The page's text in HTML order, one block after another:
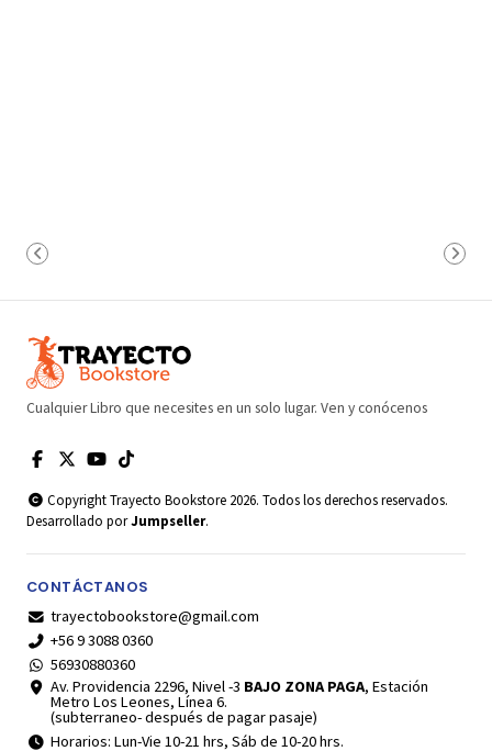
Cualquier Libro que necesites en un solo lugar. Ven y conócenos
Copyright Trayecto Bookstore 2026. Todos los derechos reservados.
Desarrollado porJumpseller.
CONTÁCTANOS
trayectobookstore@gmail.com
+56 9 3088 0360
56930880360
Av. Providencia 2296, Nivel -3 BAJO ZONA PAGA, Estación
Metro Los Leones, Línea 6.
(subterraneo- después de pagar pasaje)
Horarios: Lun-Vie 10-21 hrs, Sáb de 10-20 hrs.